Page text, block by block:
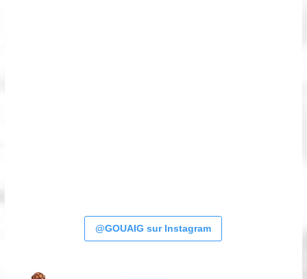
@GOUAIG sur Instagram